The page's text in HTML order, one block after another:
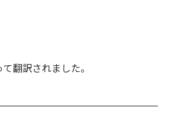
翻訳されました。